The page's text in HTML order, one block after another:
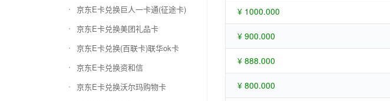
京东E卡兑换巨人一卡通(征途卡)
京东E卡兑换美团礼品卡
京东E卡兑换(百联卡)联华ok卡
京东E卡兑换资和信
京东E卡兑换沃尔玛购物卡
¥ 1000.000
¥ 900.000
¥ 888.000
¥ 800.000